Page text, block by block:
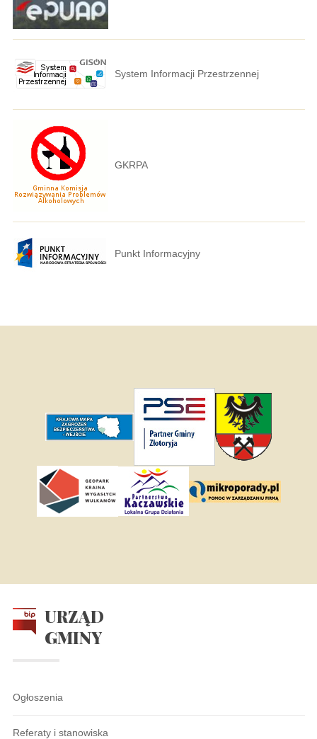
System Informacji Przestrzennej
GKRPA
Punkt Informacyjny
URZĄD
GMINY
Ogłoszenia
Referaty i stanowiska